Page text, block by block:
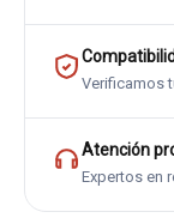
Verificamos
Atención
Expertos en